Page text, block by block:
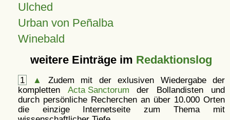
Ulched
Urban von Peñalba
Winebald
weitere Einträge im Redaktionslog
1 ▲
Zudem mit der exlusiven Wiedergabe der
kompletten Acta Sanctorum der Bollandisten und
durch persönliche Recherchen an über 10.000 Orten
die einzige Internetseite zum Thema mit